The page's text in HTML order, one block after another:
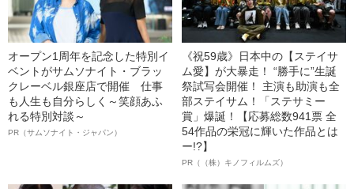
オープン1周年を記念した特別イ
ベントがサムソナイト・ブラッ
クレーベル銀座店で開催 仕事
も人生も自分らしく～笑顔あふ
れる特別対談～
PR（サムソナイト・ジャパン）
《祝59歳》日本中の【ステイサ
ム愛】が大暴走！ “勝手に”生誕
祭試写会開催！ 主演も助演も全
部ステイサム！「ステサミー
賞」爆誕！【応募総数941票 全
54作品の栄冠に輝いた作品とは
ー!?】
PR（（株）キノフィルムズ）